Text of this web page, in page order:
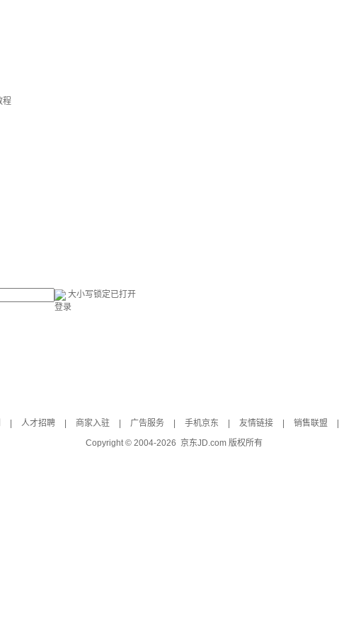
程
大小写锁定已打开
登录
人才招聘 商家入驻 广告服务 手机京东 友情链接 销售联盟
Copyright © 2004-2026 京东JD.com 版权所有